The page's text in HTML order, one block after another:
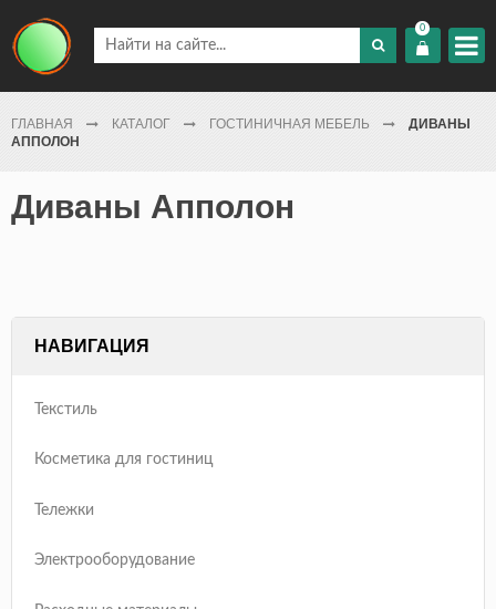
0
ГЛАВНАЯ КАТАЛОГ ГОСТИНИЧНАЯ МЕБЕЛЬ
ДИВАНЫ
АППОЛОН
Диваны Апполон
НАВИГАЦИЯ
Текстиль
Косметика для гостиниц
Тележки
Электрооборудование